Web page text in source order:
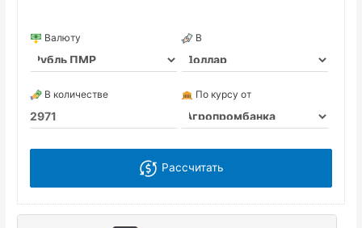
Валюту В
В количестве По курсу от
Рассчитать